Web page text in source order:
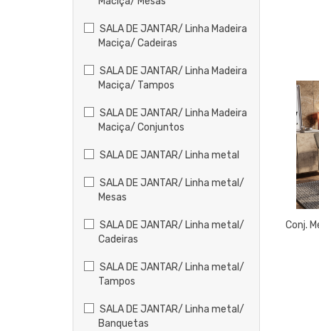
SALA DE JANTAR/ Linha Madeira
Maciça/ Cadeiras
SALA DE JANTAR/ Linha Madeira
Maciça/ Tampos
SALA DE JANTAR/ Linha Madeira
Maciça/ Conjuntos
SALA DE JANTAR/ Linha metal
SALA DE JANTAR/ Linha metal/
Mesas
SALA DE JANTAR/ Linha metal/
Cadeiras
SALA DE JANTAR/ Linha metal/
Tampos
SALA DE JANTAR/ Linha metal/
Banquetas
Conj.